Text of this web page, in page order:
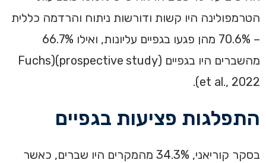
הטרמפולינה היו קשות ודורשות ניתוח והרדמה כללית
– 70.6% מהן פגעו בגפיים עליונות, ואילו 66.7%
מהשברים היו בגפיים (prospective study)(Fuchs
et al., 2022).
התפלגות פציעות בגפיים
בסקר קוריאני, 34.3% מהמקרים היו שברים, כאשר